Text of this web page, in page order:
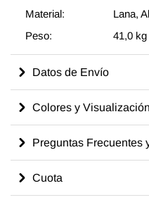
Material:
Lana,
Peso:
41,0 kg
Datos de Envío
Colores y Visualización
Preguntas Frecuentes
Cuota